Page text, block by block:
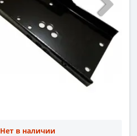
Нет в наличии